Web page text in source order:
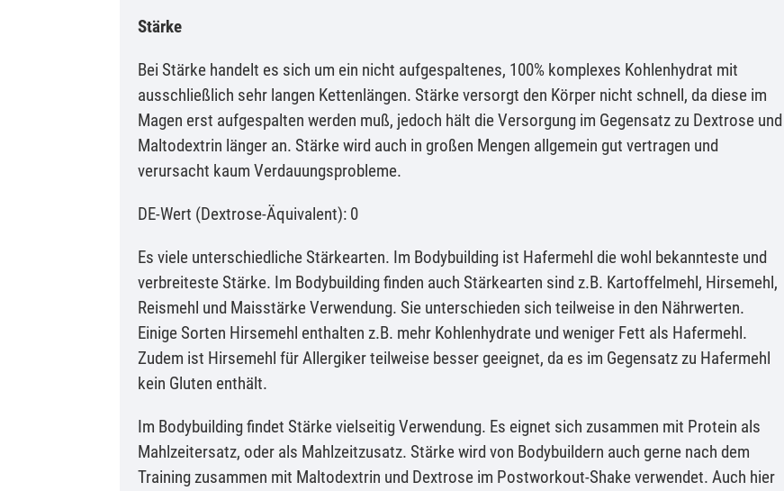
Stärke
Bei Stärke handelt es sich um ein nicht aufgespaltenes, 100% komplexes Kohlenhydrat mit
ausschließlich sehr langen Kettenlängen. Stärke versorgt den Körper nicht schnell, da diese im
Magen erst aufgespalten werden muß, jedoch hält die Versorgung im Gegensatz zu Dextrose und
Maltodextrin länger an. Stärke wird auch in großen Mengen allgemein gut vertragen und
verursacht kaum Verdauungsprobleme.
DE-Wert (Dextrose-Äquivalent): 0
Es viele unterschiedliche Stärkearten. Im Bodybuilding ist Hafermehl die wohl bekannteste und
verbreiteste Stärke. Im Bodybuilding finden auch Stärkearten sind z.B. Kartoffelmehl, Hirsemehl,
Reismehl und Maisstärke Verwendung. Sie unterschieden sich teilweise in den Nährwerten.
Einige Sorten Hirsemehl enthalten z.B. mehr Kohlenhydrate und weniger Fett als Hafermehl.
Zudem ist Hirsemehl für Allergiker teilweise besser geeignet, da es im Gegensatz zu Hafermehl
kein Gluten enthält.
Im Bodybuilding findet Stärke vielseitig Verwendung. Es eignet sich zusammen mit Protein als
Mahlzeitersatz, oder als Mahlzeitzusatz. Stärke wird von Bodybuildern auch gerne nach dem
Training zusammen mit Maltodextrin und Dextrose im Postworkout-Shake verwendet. Auch hier